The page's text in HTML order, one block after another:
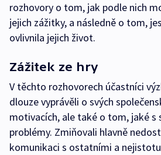
rozhovory o tom, jak podle nich
jejich zážitky, a následně o tom,
ovlivnila jejich život.
Zážitek ze hry
V těchto rozhovorech účastníci
dlouze vyprávěli o svých
motivacích, ale také o tom, jaké s
problémy. Zmiňovali hlavně
komunikaci s ostatními a